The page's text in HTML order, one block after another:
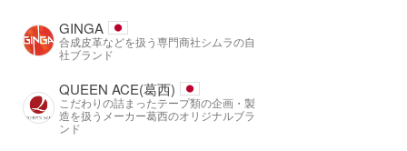
GINGA
合成皮革などを扱う専門商社シムラの自
社ブランド
QUEEN ACE(葛西)
こだわりの詰まったテープ類の企画・製
造を扱うメーカー葛西のオリジナルブラ
ンド